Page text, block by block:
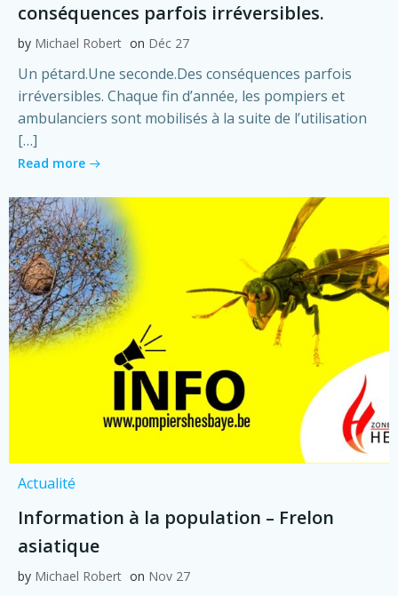
conséquences parfois irréversibles.
by Michael Robert on Déc 27
Un pétard.Une seconde.Des conséquences parfois
irréversibles. Chaque fin d’année, les pompiers et
ambulanciers sont mobilisés à la suite de l’utilisation
[…]
Read more
Actualité
Information à la population – Frelon
asiatique
by Michael Robert on Nov 27